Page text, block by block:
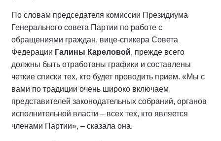
По словам председателя комиссии Президиума
Генерального совета Партии по работе с
обращениями граждан, вице-спикера Совета
Федерации Галины Кареловой, прежде всего
должны быть отработаны графики и составлены
четкие списки тех, кто будет проводить прием. «Мы с
вами по традиции очень широко включаем
представителей законодательных собраний, органов
исполнительной власти – всех тех, кто является
членами Партии», – сказала она.